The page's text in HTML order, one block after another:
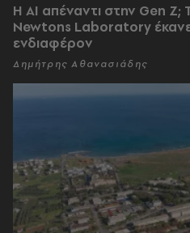
Η AI απέναντι στην Gen
Newtons Laboratory έκανε
ενδιαφέρον
Δημήτρης Αθανασιάδης